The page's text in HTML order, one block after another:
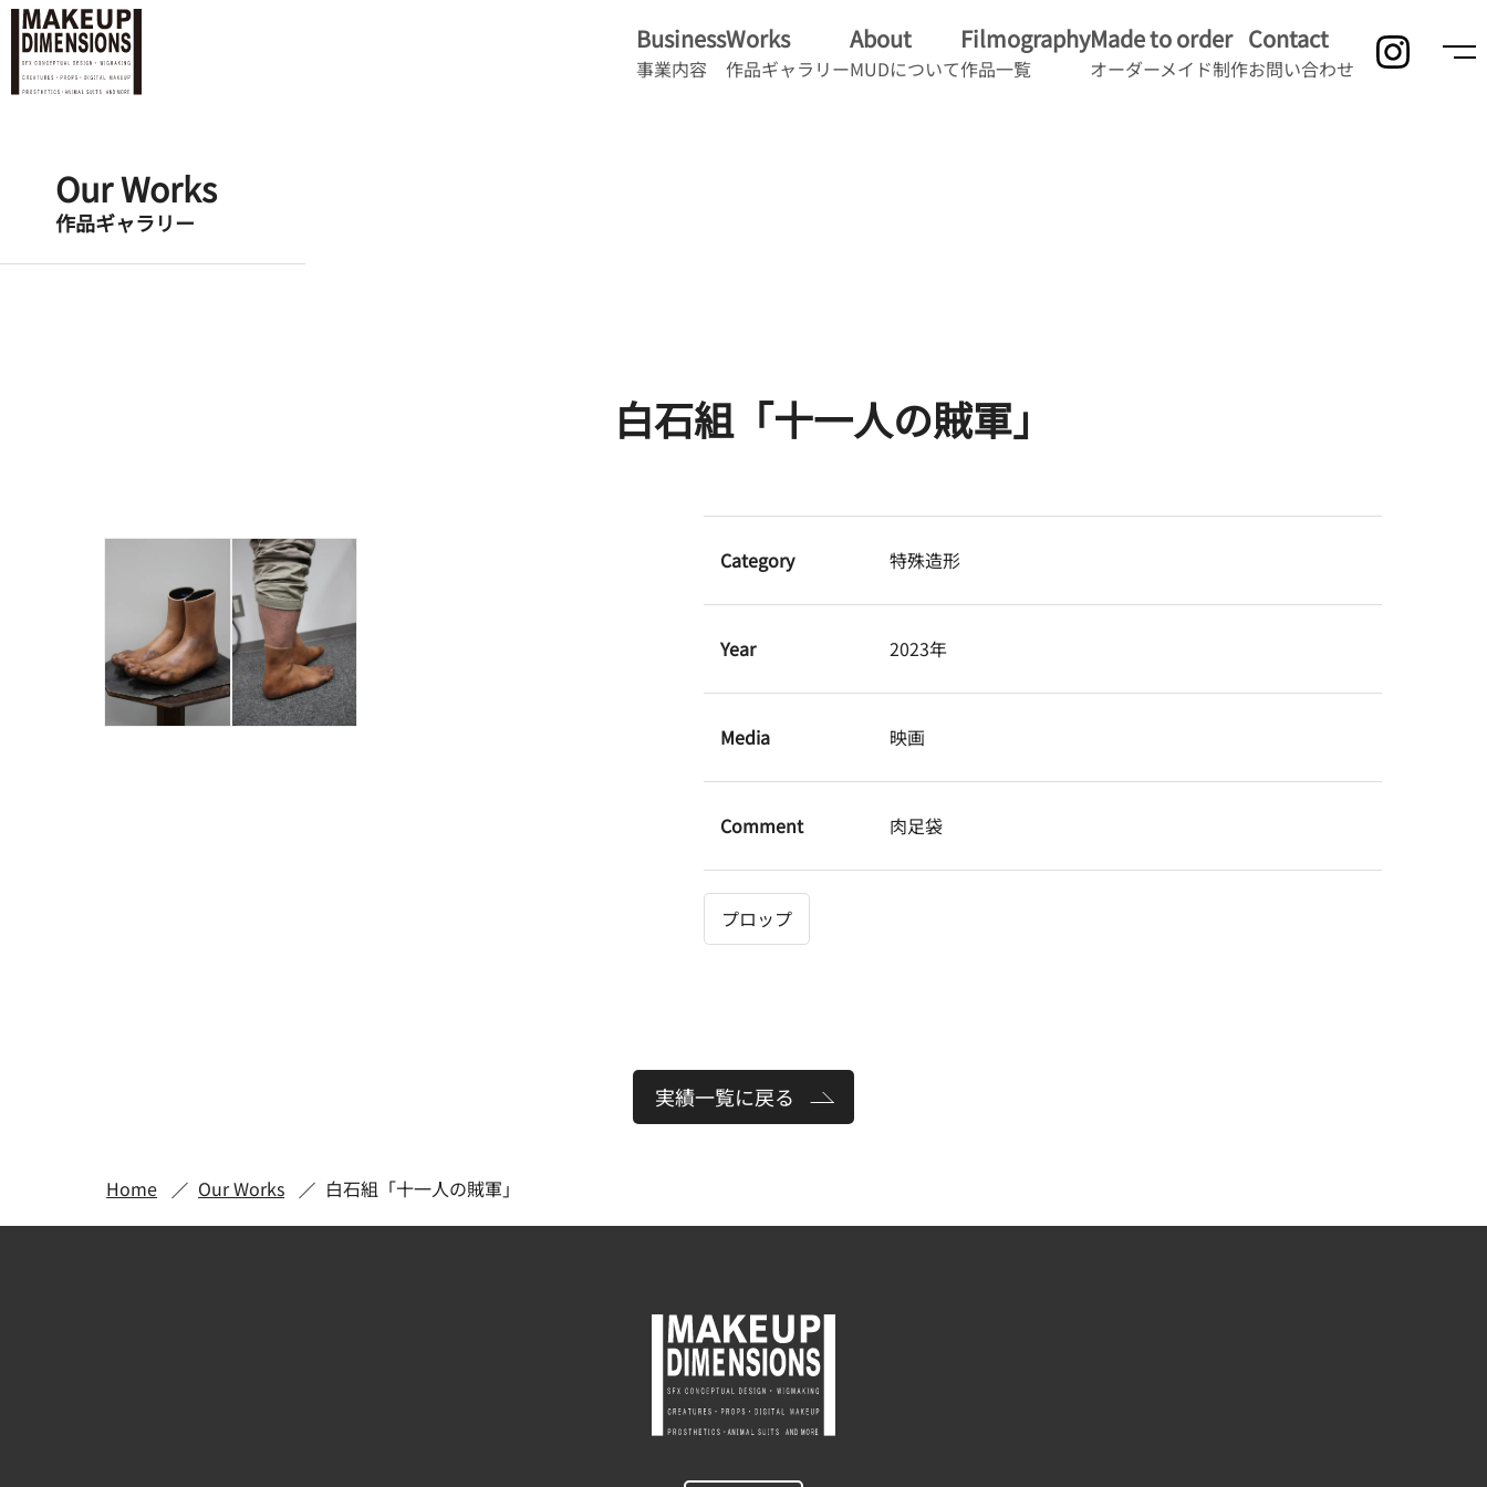
Business
事業内容
Works
作品ギャラリー
About
MUDについて
Filmography
作品一覧
Made to order
オーダーメイド制作
Contact
お問い合わせ
Our Works
作品ギャラリー
白石組「十一人の賊軍」
Category 特殊造形
Year 2023年
Media 映画
Comment 肉足袋
プロップ
実績一覧に戻る
Home Our Works 白石組「十一人の賊軍」